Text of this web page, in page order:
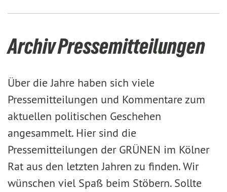
Archiv Pressemitteilungen
Über die Jahre haben sich viele
Pressemitteilungen und Kommentare zum
aktuellen politischen Geschehen
angesammelt. Hier sind die
Pressemitteilungen der GRÜNEN im Kölner
Rat aus den letzten Jahren zu finden. Wir
wünschen viel Spaß beim Stöbern. Sollte